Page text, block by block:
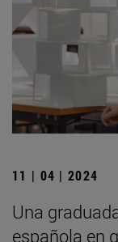
11 | 04 | 2024
Una
española en